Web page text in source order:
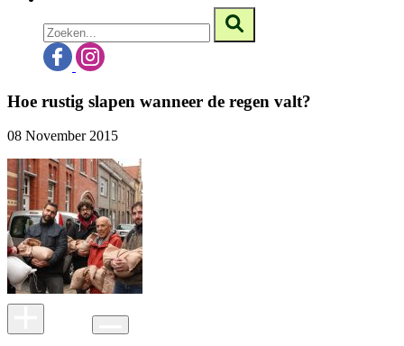
Hoe rustig slapen wanneer de regen valt?
08 November 2015